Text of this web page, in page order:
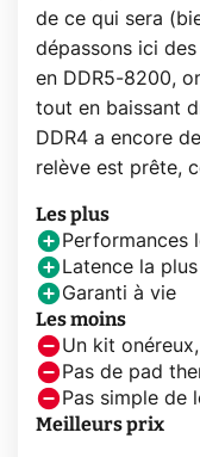
de ce qui sera
dépassons ici
en DDR5-8200,
tout en baissant
DDR4 a encore
relève est prête,
Les plus
Performances
Latence la
Garanti à vie
Les moins
Un kit
Pas de pad
Pas simple de
Meilleurs prix